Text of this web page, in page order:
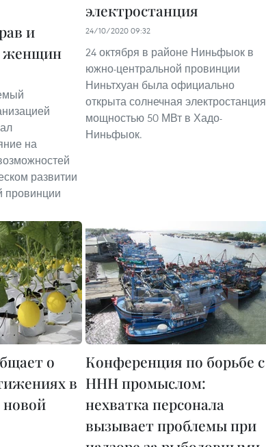
и
женщин
на
развитии
провинции
электростанция
24/10/2020 09:32
24 октября в районе Ниньфыок в
южно-центральной провинции
Ниньтхуан была официально
открыта солнечная электростанция
мощностью 50 МВт в Хадо-
Ниньфыок.
о
в
новой
Конференция по борьбе с
ННН промыслом:
нехватка персонала
вызывает проблемы при